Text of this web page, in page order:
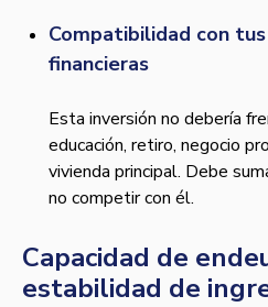
Compatibilidad con
financieras
Esta inversión no debería
educación, retiro, negocio
vivienda principal. Debe
no competir con él.
Capacidad de
estabilidad de